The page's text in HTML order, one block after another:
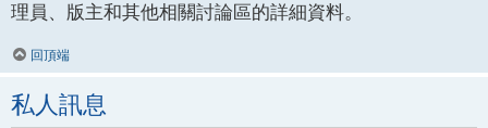
理員、版主和其他相關討論區的詳細資料。
回頂端
私人訊息